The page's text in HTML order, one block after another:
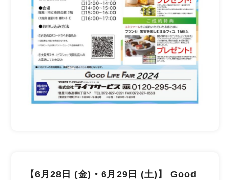
【6月28日 (金)・6月29日 (土)】 Good